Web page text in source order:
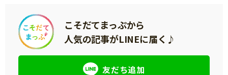
こそだてまっぷから
人気の記事がLINEに届く♪
友だち追加